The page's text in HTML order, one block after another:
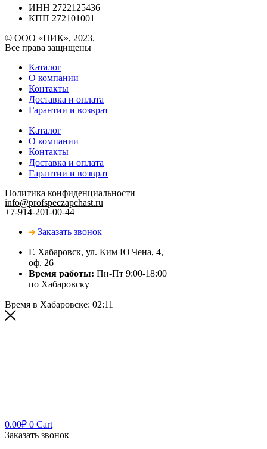
ИНН 2722125436
КПП 272101001
© ООО «ПИК», 2023.
Все права защищены
Каталог
О компании
Контакты
Доставка и оплата
Гарантии и возврат
Каталог
О компании
Контакты
Доставка и оплата
Гарантии и возврат
Политика конфиденциальности
info@profspeczapchast.ru
+7-914-201-00-44
Заказать звонок
Г. Хабаровск, ул. Ким Ю Чена, 4,
оф. 26
Время работы: Пн-Пт 9:00-18:00
по Хабаровску
Время в Хабаровске: 02:11
0.00₽ 0 Cart
Заказать звонок